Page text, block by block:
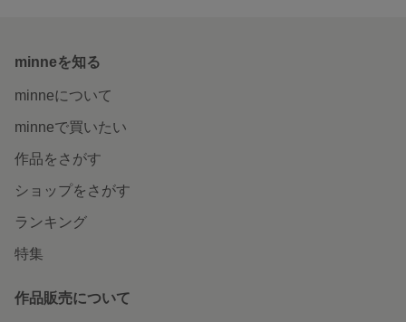
minneを知る
minneについて
minneで買いたい
作品をさがす
ショップをさがす
ランキング
特集
作品販売について